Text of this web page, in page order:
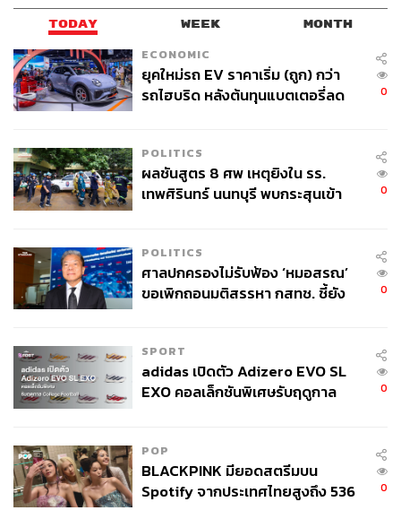
TODAY WEEK MONTH
ECONOMIC
ยุคใหม่รถ EV ราคาเริ่ม (ถูก) กว่า
รถไฮบริด หลังต้นทุนแบตเตอรี่ลด
0
POLITICS
ผลชันสูตร 8 ศพ เหตุยิงใน รร.
เทพศิรินทร์ นนทบุรี พบกระสุนเข้า
0
POLITICS
ศาลปกครองไม่รับฟ้อง ‘หมอสรณ’
ขอเพิกถอนมติสรรหา กสทช. ชี้ยัง
0
SPORT
adidas เปิดตัว Adizero EVO SL
EXO คอลเล็กชันพิเศษรับฤดูกาล
0
POP
BLACKPINK มียอดสตรีมบน
Spotify จากประเทศไทยสูงถึง 536
0